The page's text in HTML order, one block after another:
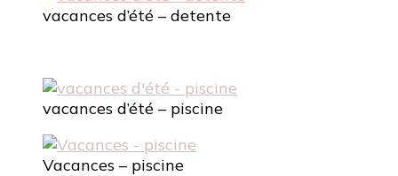
vacances d’été – detente
vacances d’été – piscine
Vacances – piscine